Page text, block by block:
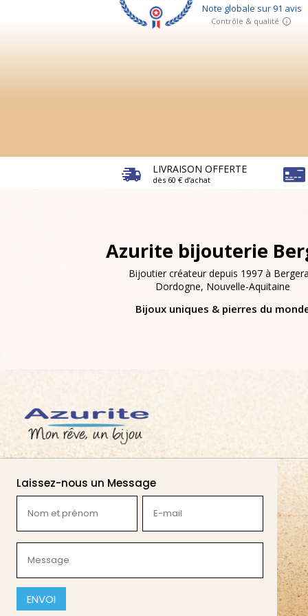
LIVRAISON OFFERTE
dès 60 € d’achat
Azurite bijouterie
Bijoutier créateur depuis 1997 à
Dordogne, Nouvelle-Aquitaine
Bijoux uniques & pierres du
Laissez-nous un Message
et
prénom
mail
(Nécessaire)
(Nécessaire)
CAPTCHA